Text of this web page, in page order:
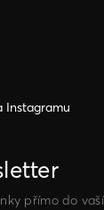
Instagramu
přímo do